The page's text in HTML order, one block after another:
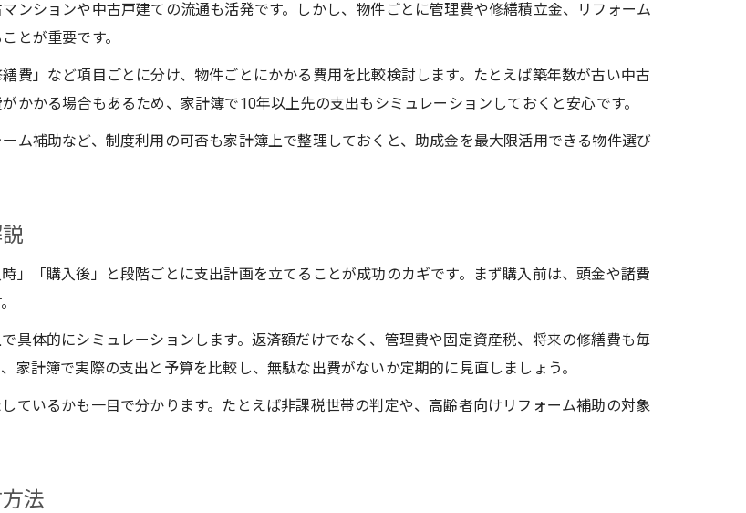
ォーム費用も安心の宝塚市家計戦略
古戸建て・マンションのリフォーム費用対策
計簿でリフォーム補助金を上手に活用する
フォーム費用見積もり時の家計戦略を伝授
ンションや中古戸建ての流通も活発です。しかし、物件ごとに管理費や修繕積立金、リフォーム
とが重要です。
費」など項目ごとに分け、物件ごとにかかる費用を比較検討します。たとえば築年数が古い中古
かかる場合もあるため、家計簿で10年以上先の支出もシミュレーションしておくと安心です。
ム補助など、制度利用の可否も家計簿上で整理しておくと、助成金を最大限活用できる物件選び
」「購入後」と段階ごとに支出計画を立てることが成功のカギです。まず購入前は、頭金や諸費
具体的にシミュレーションします。返済額だけでなく、管理費や固定資産税、将来の修繕費も毎
家計簿で実際の支出と予算を比較し、無駄な出費がないか定期的に見直しましょう。
ているかも一目で分かります。たとえば非課税世帯の判定や、高齢者向けリフォーム補助の対象
法